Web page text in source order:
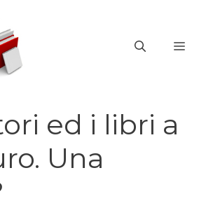
ed i libri a
Una